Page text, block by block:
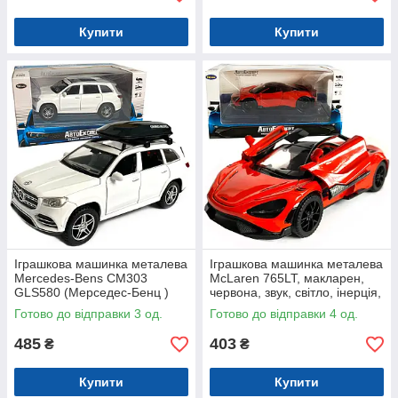
Купити Купити
Іграшкова машинка металева
Mercedes-Bens CM303
GLS580 (Мерседес-Бенц )
«АвтоЕксперт», біла, батар.,
світ, звук, відкр.двері,
Готово до відправки 3 од.
485 ₴
Купити
Іграшкова машинка металева
McLaren 765LT, макларен,
червона, звук, світло, інерція,
откр двері, капот,
Автоексперт, 1:32,14*8*4см
Готово до відправки 4 од.
403 ₴
Купити